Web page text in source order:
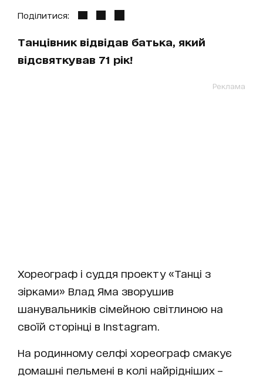
Поділитися:
Танцівник відвідав батька, який
відсвяткував 71 рік!
Реклама
Хореограф і суддя проекту «Танці з
зірками» Влад Яма зворушив
шанувальників сімейною світлиною на
своїй сторінці в Instagram.
На родинному селфі хореограф смакує
домашні пельмені в колі найрідніших –